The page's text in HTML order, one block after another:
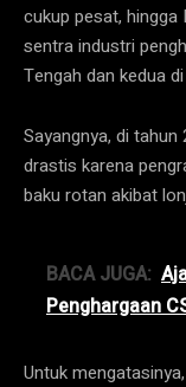
cukup pesat, hingga
sentra industri
Tengah dan kedua
Sayangnya, di
drastis karena
baku rotan akibat
BACA JUGA:
Penghargaan
Untuk